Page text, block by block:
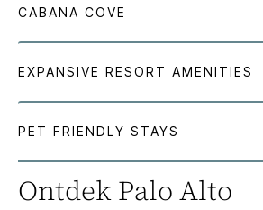
OntdekPalo Alto